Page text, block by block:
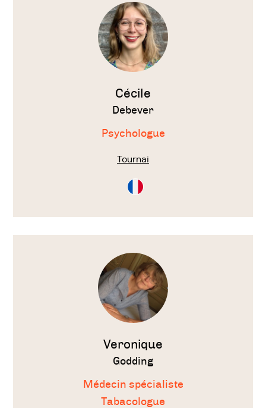
Cécile
Debever
Psychologue
Tournai
Consultation
en
Voir
Veronique
Godding
Médecin spécialiste
Tabacologue